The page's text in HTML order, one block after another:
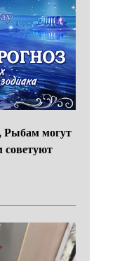
Рыбам могут
советуют